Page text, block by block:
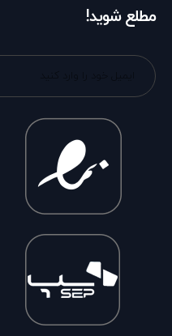
مطلع شوید!